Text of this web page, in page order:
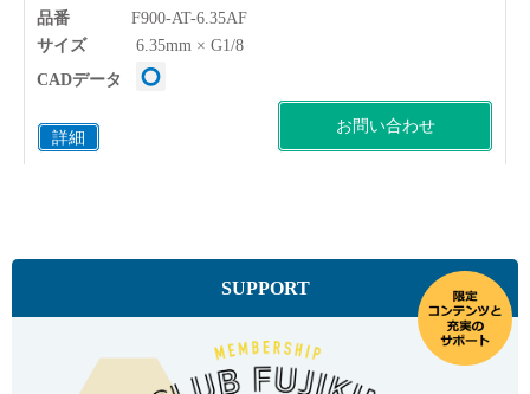
品番 F900-AT-6.35AF
詳細
サイズ 6.35mm × G1/8
お問い合わせ
CADデータ
お問い合わせ
SUPPORT